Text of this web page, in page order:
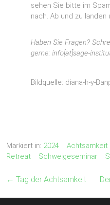
sehen Sie bitte im
nach. Ab und zu
Haben Sie Fragen?
gerne: info[at]sage-
Bildquelle: diana-h-y-
Markiert in: 2024 Achtsamkeit
Retreat
Schweigeseminar
← Tag der Achtsamkeit